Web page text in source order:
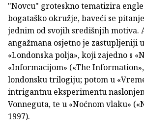
"Novcu" groteskno tematizira
bogataško okružje, baveći se
jednim od svojih središnjih motiva.
angažmana osjetno je zastupljeniji
«Londonska polja», koji zajedno s
«Informacijom» («The
londonsku trilogiju; potom u
intrigantnu eksperimentu
Vonneguta, te u «Noćnom vlaku»
1997).